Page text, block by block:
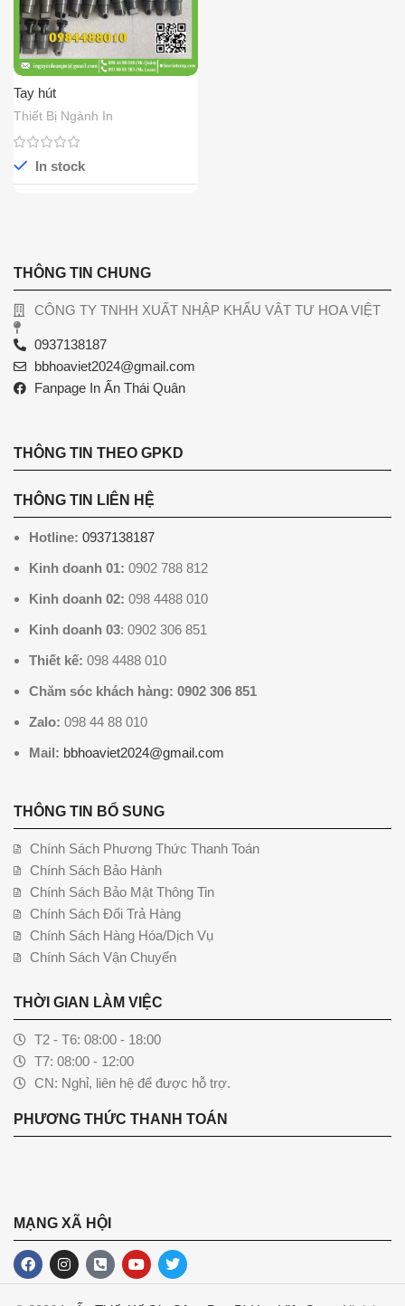
Tay hút
Thiết Bị Ngành In
In stock
THÔNG TIN CHUNG
CÔNG TY TNHH XUẤT NHẬP KHẨU VẬT TƯ HOA VIỆT
0937138187
bbhoaviet2024@gmail.com
Fanpage In Ấn Thái Quân
THÔNG TIN THEO GPKD
THÔNG TIN LIÊN HỆ
Hotline: 0937138187
Kinh doanh 01: 0902 788 812
Kinh doanh 02: 098 4488 010
Kinh doanh 03: 0902 306 851
Thiết kế: 098 4488 010
Chăm sóc khách hàng: 0902 306 851
Zalo: 098 44 88 010
Mail: bbhoaviet2024@gmail.com
THÔNG TIN BỔ SUNG
Chính Sách Phương Thức Thanh Toán
Chính Sách Bảo Hành
Chính Sách Bảo Mật Thông Tin
Chính Sách Đổi Trả Hàng
Chính Sách Hàng Hóa/Dịch Vụ
Chính Sách Vận Chuyển
THỜI GIAN LÀM VIỆC
T2 - T6: 08:00 - 18:00
T7: 08:00 - 12:00
CN: Nghỉ, liên hệ để được hỗ trợ.
PHƯƠNG THỨC THANH TOÁN
MẠNG XÃ HỘI